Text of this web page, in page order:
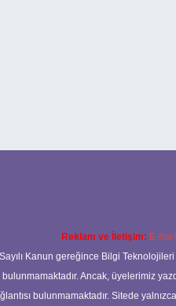
Reklam ve İletişim: E-
Kanun gereğince Bilgi
Ancak, üyelerimiz
bulunmamaktadır. Sitede